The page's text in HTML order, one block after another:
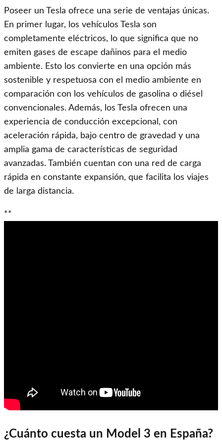
Poseer un Tesla ofrece una serie de ventajas únicas.
En primer lugar, los vehículos Tesla son
completamente eléctricos, lo que significa que no
emiten gases de escape dañinos para el medio
ambiente. Esto los convierte en una opción más
sostenible y respetuosa con el medio ambiente en
comparación con los vehículos de gasolina o diésel
convencionales. Además, los Tesla ofrecen una
experiencia de conducción excepcional, con
aceleración rápida, bajo centro de gravedad y una
amplia gama de características de seguridad
avanzadas. También cuentan con una red de carga
rápida en constante expansión, que facilita los viajes
de larga distancia.
**
¿Cuánto cuesta un Model 3 en España?